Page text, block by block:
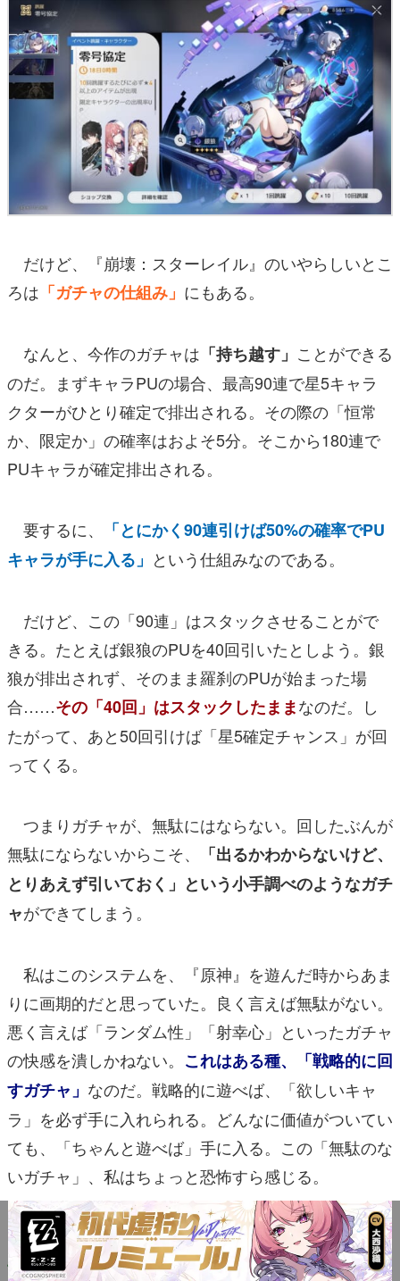
だけど、『崩壊：スターレイル』のいやらしいとこ
ろは 「ガチャの仕組み」 にもある。
なんと、今作のガチャは 「持ち越す」 ことができる
のだ。まずキャラPUの場合、最高90連で星5キャラ
クターがひとり確定で排出される。その際の「恒常
か、限定か」の確率はおよそ5分。そこから180連で
PUキャラが確定排出される。
要するに、
「とにかく90連引けば50%の確率でPU
キャラが手に入る」 という仕組みなのである。
だけど、この「90連」はスタックさせることがで
きる。たとえば銀狼のPUを40回引いたとしよう。銀
狼が排出されず、そのまま羅刹のPUが始まった場
合……その「40回」はスタックしたままなのだ。し
たがって、あと50回引けば「星5確定チャンス」が回
ってくる。
つまりガチャが、無駄にはならない。回したぶんが
無駄にならないからこそ、
「出るかわからないけど、
とりあえず引いておく」という小手調べのようなガチ
ャができてしまう。
私はこのシステムを、『原神』を遊んだ時からあま
りに画期的だと思っていた。良く言えば無駄がない。
悪く言えば「ランダム性」「射幸心」といったガチャ
の快感を潰しかねない。 これはある種、「戦略的に回
すガチャ」 なのだ。戦略的に遊べば、「欲しいキャ
ラ」を必ず手に入れられる。どんなに価値がついてい
ても、「ちゃんと遊べば」手に入る。この「無駄のな
いガチャ」、私はちょっと恐怖すら感じる。
そして PU対象キャラも、およそ1ヶ月くらい前から
予告されている。これも、他タイトルと比較しても異